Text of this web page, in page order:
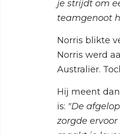
je strijdt om
teamgenoot
Norris blikte
Norris werd
Australiër.
Hij meent
is: "De
zorgde